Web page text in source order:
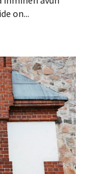
on...